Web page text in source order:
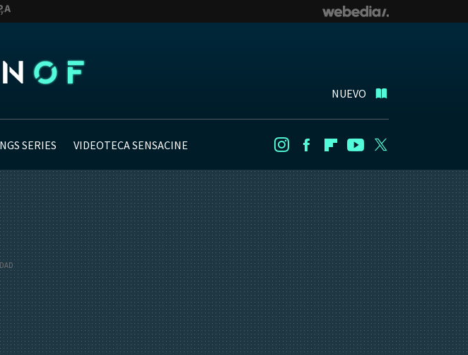
NUEVO
SERIES VIDEOTECA SENSACINE InstagramFacebookFlipboard
Youtube